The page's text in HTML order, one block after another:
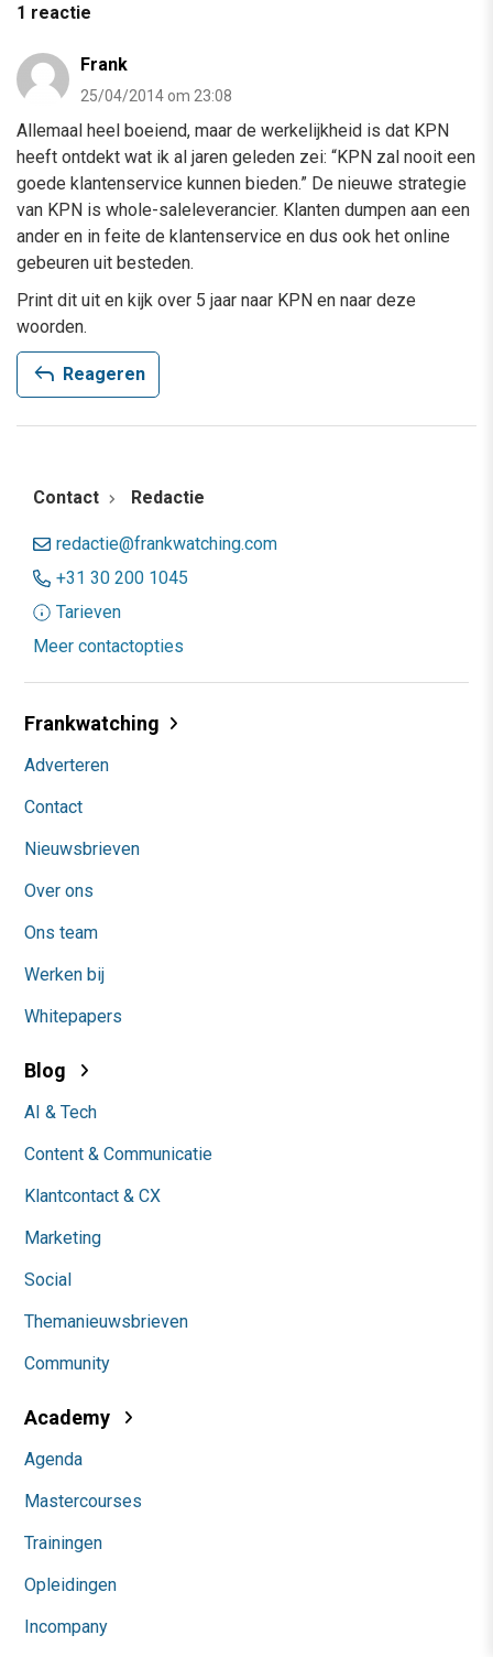
1 reactie
Frank
25/04/2014 om 23:08
Allemaal heel boeiend, maar de werkelijkheid is dat KPN
heeft ontdekt wat ik al jaren geleden zei: “KPN zal nooit een
goede klantenservice kunnen bieden.” De nieuwe strategie
van KPN is whole-saleleverancier. Klanten dumpen aan een
ander en in feite de klantenservice en dus ook het online
gebeuren uit besteden.
Print dit uit en kijk over 5 jaar naar KPN en naar deze
woorden.
reply Reageren
Contact Redactie
redactie@frankwatching.com
+31 30 200 1045
Tarieven
Meer contactopties
Frankwatching
Adverteren
Contact
Nieuwsbrieven
Over ons
Ons team
Werken bij
Whitepapers
Blog
AI & Tech
Content & Communicatie
Klantcontact & CX
Marketing
Social
Themanieuwsbrieven
Community
Academy
Agenda
Mastercourses
Trainingen
Opleidingen
Incompany